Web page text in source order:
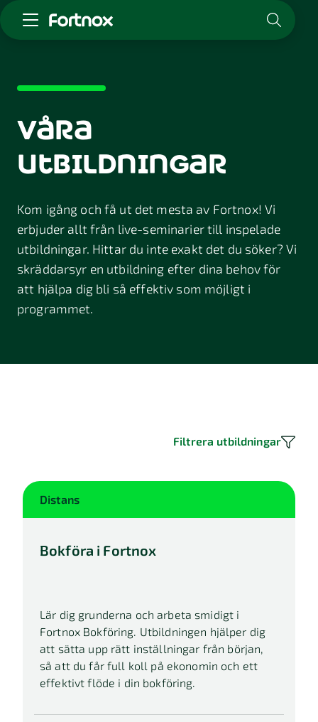
Skaffa Fortnox
För redovisningsbyrån
Kunskap & inspiration
Logga in
Om Fortnox
Karriär
Kontakt
våra
utbildningar
Kom igång och få ut det mesta av Fortnox! Vi
erbjuder allt från live-seminarier till inspelade
utbildningar. Hittar du inte exakt det du söker? Vi
skräddarsyr en utbildning efter dina behov för
att hjälpa dig bli så effektiv som möjligt i
programmet.
Filtrera utbildningar
Målgrupp
Alla
Ämne
Alla
Distans
Bokföra i Fortnox
Lär dig grunderna och arbeta smidigt i
Fortnox Bokföring. Utbildningen hjälper dig
att sätta upp rätt inställningar från början,
så att du får full koll på ekonomin och ett
effektivt flöde i din bokföring.